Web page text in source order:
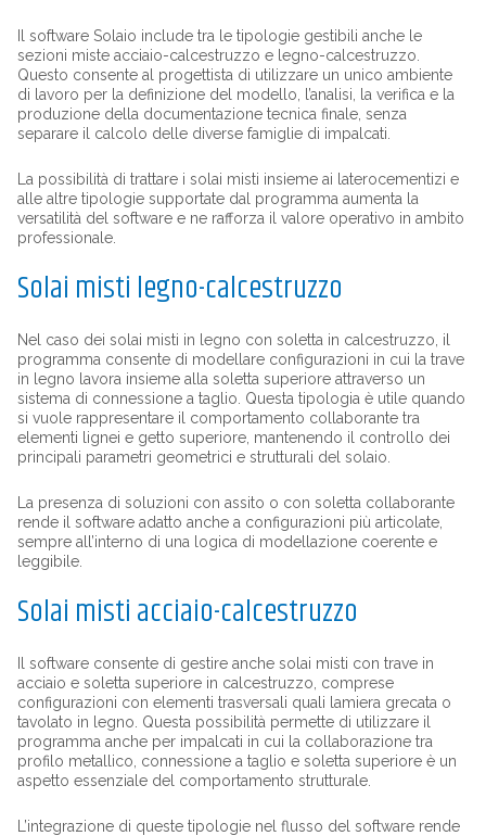
Il software Solaio include tra le tipologie gestibili anche le
sezioni miste acciaio-calcestruzzo e legno-calcestruzzo.
Questo consente al progettista di utilizzare un unico ambiente
di lavoro per la definizione del modello, l’analisi, la verifica e la
produzione della documentazione tecnica finale, senza
separare il calcolo delle diverse famiglie di impalcati.
La possibilità di trattare i solai misti insieme ai laterocementizi e
alle altre tipologie supportate dal programma aumenta la
versatilità del software e ne rafforza il valore operativo in ambito
professionale.
Solai misti legno-calcestruzzo
Nel caso dei solai misti in legno con soletta in calcestruzzo, il
programma consente di modellare configurazioni in cui la trave
in legno lavora insieme alla soletta superiore attraverso un
sistema di connessione a taglio. Questa tipologia è utile quando
si vuole rappresentare il comportamento collaborante tra
elementi lignei e getto superiore, mantenendo il controllo dei
principali parametri geometrici e strutturali del solaio.
La presenza di soluzioni con assito o con soletta collaborante
rende il software adatto anche a configurazioni più articolate,
sempre all’interno di una logica di modellazione coerente e
leggibile.
Solai misti acciaio-calcestruzzo
Il software consente di gestire anche solai misti con trave in
acciaio e soletta superiore in calcestruzzo, comprese
configurazioni con elementi trasversali quali lamiera grecata o
tavolato in legno. Questa possibilità permette di utilizzare il
programma anche per impalcati in cui la collaborazione tra
profilo metallico, connessione a taglio e soletta superiore è un
aspetto essenziale del comportamento strutturale.
L’integrazione di queste tipologie nel flusso del software rende